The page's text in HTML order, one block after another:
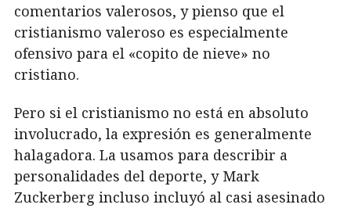
comentarios valerosos, y pienso que el
cristianismo valeroso es especialmente
ofensivo para el «copito de nieve» no
cristiano.
Pero si el cristianismo no está en absoluto
involucrado, la expresión es generalmente
halagadora. La usamos para describir a
personalidades del deporte, y Mark
Zuckerberg incluso incluyó al casi asesinado